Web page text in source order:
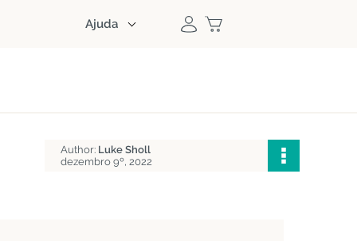
Ajuda
Author: Luke Sholl
dezembro 9º, 2022